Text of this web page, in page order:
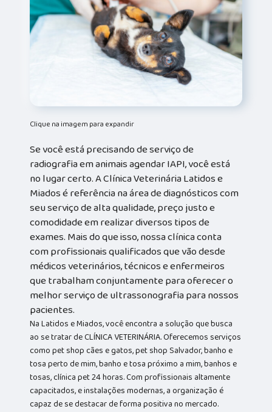
Clique na imagem para expandir
Se você está precisando de serviço de
radiografia em animais agendar IAPI, você está
no lugar certo. A Clínica Veterinária Latidos e
Miados é referência na área de diagnósticos com
seu serviço de alta qualidade, preço justo e
comodidade em realizar diversos tipos de
exames. Mais do que isso, nossa clínica conta
com profissionais qualificados que vão desde
médicos veterinários, técnicos e enfermeiros
que trabalham conjuntamente para oferecer o
melhor serviço de ultrassonografia para nossos
pacientes.
Na Latidos e Miados, você encontra a solução que busca
ao se tratar de CLÍNICA VETERINÁRIA. Oferecemos serviços
como pet shop cães e gatos, pet shop Salvador, banho e
tosa perto de mim, banho e tosa próximo a mim, banhos e
tosas, clínica pet 24 horas. Com profissionais altamente
capacitados, e instalações modernas, a organização é
capaz de se destacar de forma positiva no mercado.